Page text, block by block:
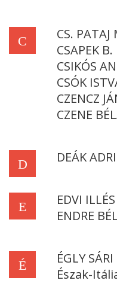
C
CS.
CSAPEK
CSIKÓS
CSÓK
CZENCZ
CZENE
D DEÁK
E
EDVI
ENDRE
É
ÉGLY SÁRI
Észak-